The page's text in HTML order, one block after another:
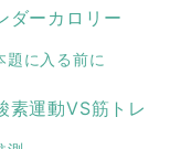
ダーカロリー
題に入る前に
素運動VS筋トレ